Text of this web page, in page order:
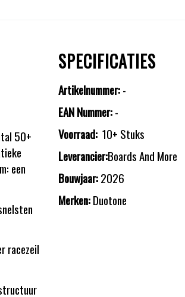
50+
een
racezeil
SPECIFICATIES
Artikelnummer:-
EAN Nummer:-
Voorraad: 10+ Stuks
Leverancier:Boards And More
Bouwjaar:2026
Merken:Duotone